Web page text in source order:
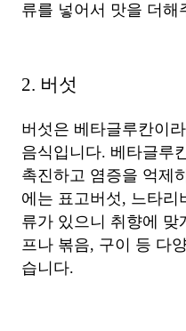
류를 넣어서 맛을 더해
2. 버섯
버섯은 베타글루칸이
음식입니다. 베타글루
촉진하고 염증을 억제
에는 표고버섯, 느타리
류가 있으니 취향에 맞
프나 볶음, 구이 등 다
습니다.